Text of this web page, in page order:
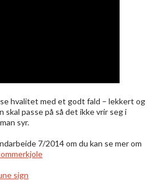
hvalitet med et godt fald – lekkert og
skal passe på så det ikke vrir seg i
syr.
7/2014 om du kan se mer om